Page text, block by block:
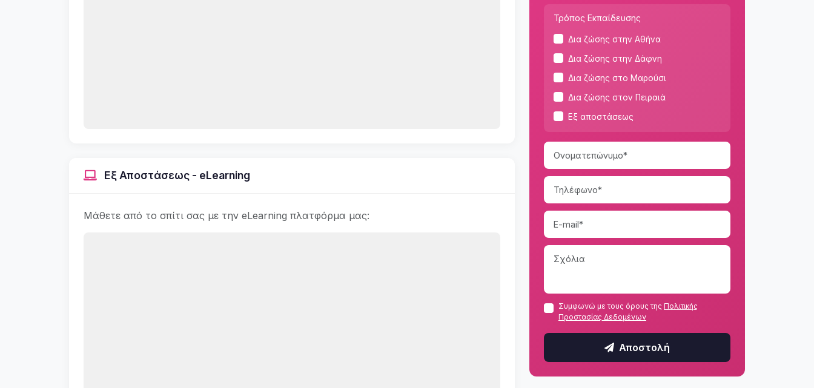
Εξ Αποστάσεως - eLearning
Μάθετε από το σπίτι σας με την eLearning πλατφόρμα μας:
Τρόπος Εκπαίδευσης
Δια ζώσης στην Αθήνα
Δια ζώσης στην Δάφνη
Δια ζώσης στο Μαρούσι
Δια ζώσης στον Πειραιά
Εξ αποστάσεως
Συμφωνώ με τους όρους της Πολιτικής
Προστασίας Δεδομένων
Αποστολή